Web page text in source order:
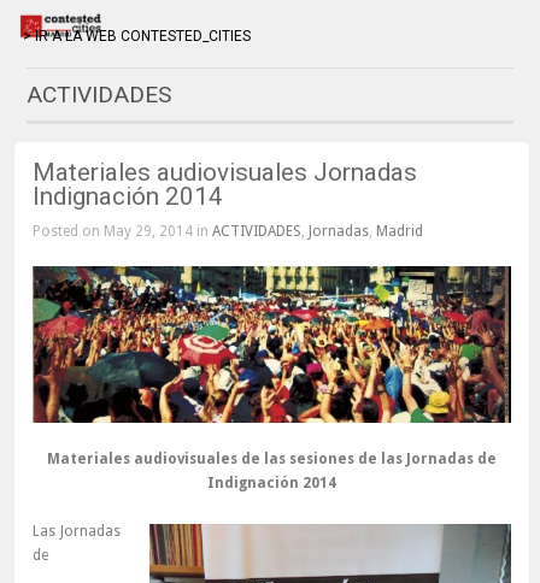
> IR A LA WEB CONTESTED_CITIES
ACTIVIDADES
Materiales audiovisuales Jornadas
Indignación 2014
Posted on May 29, 2014 in ACTIVIDADES Jornadas, Madrid
Materiales audiovisuales de las sesiones de las Jornadas de
Indignación 2014
Las Jornadas
de